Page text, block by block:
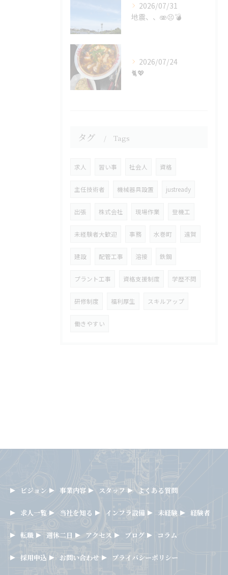
2026/07/31
地震、、🫨😣💣
2026/07/24
🐈💖
タグ Tags
求人 習い事 社会人 資格
主任技術者 機械器具設置 justready
出張 株式会社 現場作業 登機工
未経験者大歓迎 事務 水巻町 遠賀
建設 配管工事 溶接 鉄鋼
プラント工事 資格支援制度 学歴不問
研修制度 福利厚生 スキルアップ
働きやすい
ビジョン 事業内容 スタッフ よくある質問
求人一覧 当社を知る インフラ設備 未経験 経験者
転職 週休二日 アクセス ブログ コラム
採用申込 お問い合わせ プライバシーポリシー